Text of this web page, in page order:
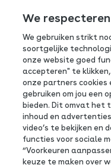
Consumentenservice
0800-0765
Antwoordnummer 390
3800 VB Amersfoort
Volg ons
We
We gebruiken strikt
soortgelijke
onze website goed
accepteren" te
onze partners
gebruiken om jou een
bieden. Dit omvat het
inhoud en
video’s te bekijken en
functies voor sociale
“Voorkeuren
keuze te maken over